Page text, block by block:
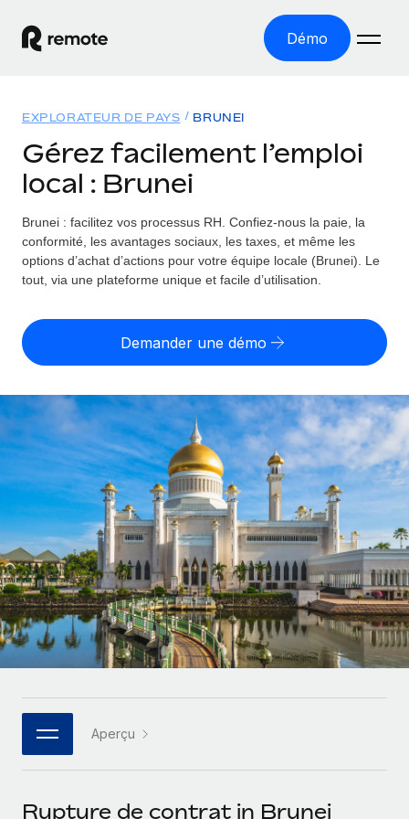
Démo
EMPLOI À L’INTERNATIONAL
Paie multipays
Gérez la paie facilement et en toute conformité
Employer of record
entités
Gestion des freelances
Intégrez et gérez vos freelances partout dans le monde
PEO
Sous-traitez les opérations complexes liées à l’emploi
INFRASTRUCTURE
Intégration Remote
Intégrez vos RH aux flux de travail en toute simplicité
Plateforme
Des fonctions RH clés intégrées pour votre équipe
Connectez n'importe quel outil d’IA à Remote grâce à
notre MCP
Rationalisez vos processus avec des outils essentiels
Solutions
COUVERTURE MONDIALE
Explorateur de pays
Toutes les informations sur l’emploi à l’international,
Explorateur des États-Unis (par État)
Simplifiez l’embauche à travers les différents États des
Comparer Remote
Examinez notre service par rapport aux autres
CROISSANCE
Start-ups
Des solutions agiles et internationales pour les RH et la
paie des entreprises en pleine croissance
Entreprises intermédiaires
Développez vos équipes avec des solutions RH sur
mesure
Entreprise
Les RH à l’international pour les grandes entreprises
Partenaires stratégiques de la tech
Ressources
OUTILS & CALCULATEURS
Évaluez le risque de requalification de contrat par pays
Calculez le coût total des employés dans n’importe quel
pays
Calculateur de paiement des freelances
Découvrez les devises disponibles et les vitesses de
paiement pour vos freelances internationaux
APPRENDRE AVEC REMOTE
Recherche et guides
Études de cas
Checklists et modèles
Descriptions de postes
Tarification
English
Nederlands
Français
Deutsch
Español
Italiano
Português (Portugal)
日本語
한국어
Connexion
EXPLORATEUR DE PAYS BRUNEI
Gérez facilement l’emploi
local : Brunei
Brunei : facilitez vos processus RH. Confiez-nous la paie, la
conformité, les avantages sociaux, les taxes, et même les
options d’achat d’actions pour votre équipe locale (Brunei). Le
tout, via une plateforme unique et facile d’utilisation.
Demander une démo
Aperçu
Rupture de contrat in Brunei